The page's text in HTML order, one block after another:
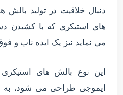
دنبال خلاقیت در تولید
های استیکری که با کشیدن
می نماید نیز یک ایده ناب و
این نوع بالش های
ایموجی طراحی می شود،